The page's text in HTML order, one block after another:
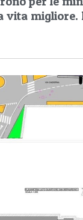
vita migliore.